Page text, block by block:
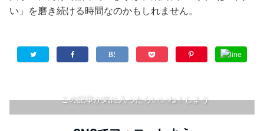
い」を磨き続ける時間なのかもしれません。
この記事が気に入ったらいいね！しよう